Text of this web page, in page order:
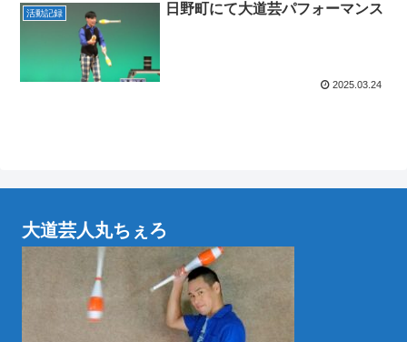
活動記録 日野町にて大道芸パフォーマンス
2025.03.24
大道芸人丸ちぇろ